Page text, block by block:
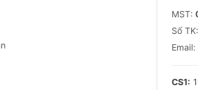
MST:
Số TK:
Email:
CS1: